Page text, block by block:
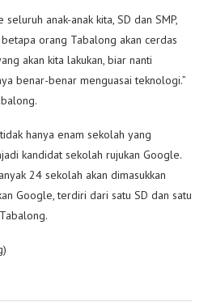
anak-anak kita, SD dan SMP,
orang Tabalong akan cerdas
akan kita lakukan, biar nanti
benar-benar menguasai teknologi.”
hanya enam sekolah yang
kandidat sekolah rujukan Google.
24 sekolah akan dimasukkan
Google, terdiri dari satu SD dan satu